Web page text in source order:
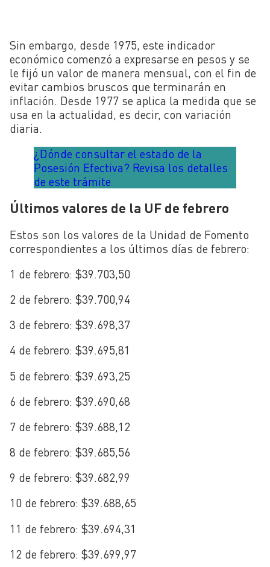
Sin embargo, desde 1975, este indicador
económico comenzó a expresarse en pesos y se
le fijó un valor de manera mensual, con el fin de
evitar cambios bruscos que terminarán en
inflación. Desde 1977 se aplica la medida que se
usa en la actualidad, es decir, con variación
diaria.
¿Dónde consultar el estado de la
Posesión Efectiva? Revisa los detalles
de este trámite
Últimos valores de la UF de febrero
Estos son los valores de la Unidad de Fomento
correspondientes a los últimos días de febrero:
1 de febrero: $39.703,50
2 de febrero: $39.700,94
3 de febrero: $39.698,37
4 de febrero: $39.695,81
5 de febrero: $39.693,25
6 de febrero: $39.690,68
7 de febrero: $39.688,12
8 de febrero: $39.685,56
9 de febrero: $39.682,99
10 de febrero: $39.688,65
11 de febrero: $39.694,31
12 de febrero: $39.699,97